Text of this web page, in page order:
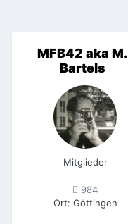
MFB42 aka M.
Bartels
Mitglieder
984
Ort: Göttingen